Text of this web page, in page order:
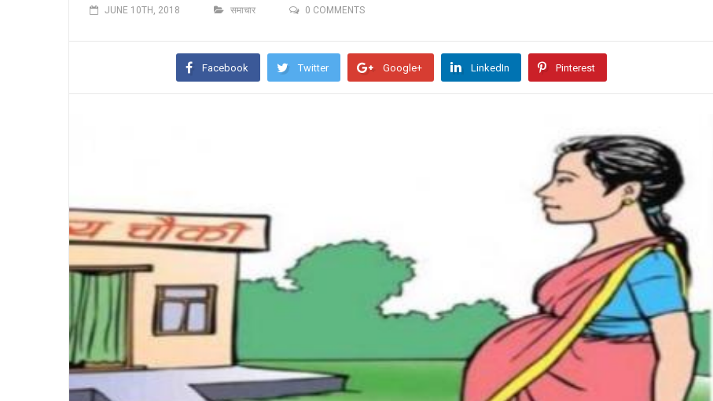
JUNE 10TH, 2018 समाचार 0 COMMENTS
Facebook Twitter Google+ LinkedIn Pinterest